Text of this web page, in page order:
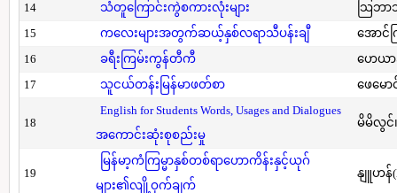
14
သံတူကြောင်းကွဲစကားလုံးများ
သြဘာ
15
ကလေးများအတွက်ဆယ့်နှစ်လရာသီပန်းချီ
အောင်
16
ခရီးကြမ်းကွန်တီကီ
ဟေယာ
17
သူငယ်တန်းမြန်မာဖတ်စာ ဖေမော
18
English for Students Words, Usages and Dialogues
အကောင်းဆုံးစုစည်းမှု
မိမိလွင်၊
19
မြန်မာ့ကံကြမ္မာနှစ်တစ်ရာဟောကိန်းနှင့်ယုဂ်
များ၏လျို့ဝှက်ချက်
နျူဟန်